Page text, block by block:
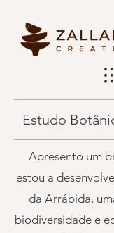
Estudo
Apresento um
estou a
da Arrábida,
biodiversidade e